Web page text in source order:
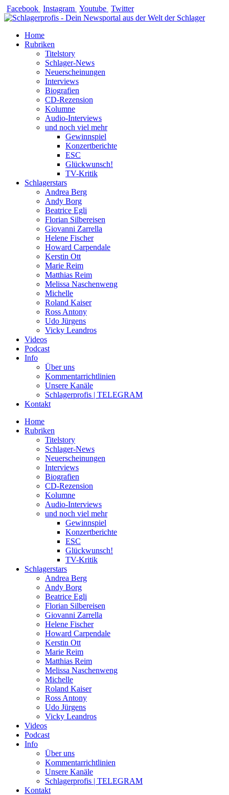
Zum
Inhalt
Facebook Instagram Youtube Twitter
Home
Rubriken
Titelstory
Schlager-News
Neuerscheinungen
Interviews
Biografien
CD-Rezension
Kolumne
Audio-Interviews
und noch viel mehr
Gewinnspiel
Konzertberichte
ESC
Glückwunsch!
TV-Kritik
Schlagerstars
Andrea Berg
Andy Borg
Beatrice Egli
Florian Silbereisen
Giovanni Zarrella
Helene Fischer
Howard Carpendale
Kerstin Ott
Marie Reim
Matthias Reim
Melissa Naschenweng
Michelle
Roland Kaiser
Ross Antony
Udo Jürgens
Vicky Leandros
Videos
Podcast
Info
Über uns
Kommentarrichtlinien
Unsere Kanäle
Schlagerprofis | TELEGRAM
Kontakt
Home
Rubriken
Titelstory
Schlager-News
Neuerscheinungen
Interviews
Biografien
CD-Rezension
Kolumne
Audio-Interviews
und noch viel mehr
Gewinnspiel
Konzertberichte
ESC
Glückwunsch!
TV-Kritik
Schlagerstars
Andrea Berg
Andy Borg
Beatrice Egli
Florian Silbereisen
Giovanni Zarrella
Helene Fischer
Howard Carpendale
Kerstin Ott
Marie Reim
Matthias Reim
Melissa Naschenweng
Michelle
Roland Kaiser
Ross Antony
Udo Jürgens
Vicky Leandros
Videos
Podcast
Info
Über uns
Kommentarrichtlinien
Unsere Kanäle
Schlagerprofis | TELEGRAM
Kontakt